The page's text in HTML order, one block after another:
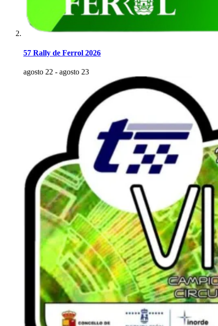
57 Rally de Ferrol 2026
agosto 22 - agosto 23